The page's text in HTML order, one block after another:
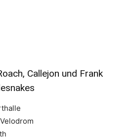
Callejon und Frank